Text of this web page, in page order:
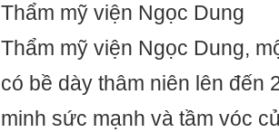
Thẩm mỹ viện Ngọc Dung
Thẩm mỹ viện Ngọc Dung,
có bề dày thâm niên lên đến
minh sức mạnh và tầm vóc